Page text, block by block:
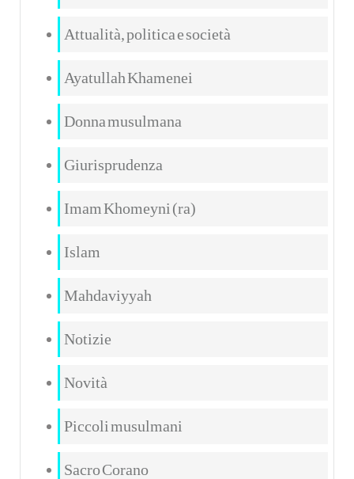
Attualità, politica e società
Ayatullah Khamenei
Donna musulmana
Giurisprudenza
Imam Khomeyni (ra)
Islam
Mahdaviyyah
Notizie
Novità
Piccoli musulmani
Sacro Corano